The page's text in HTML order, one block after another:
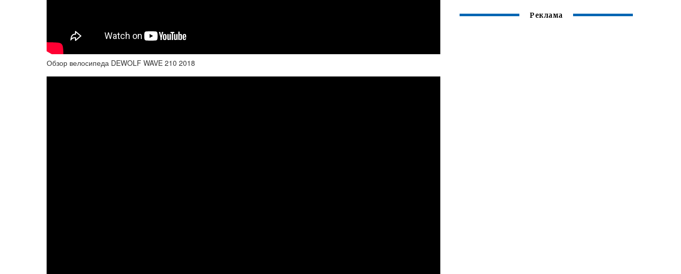
Обзор велосипеда DEWOLF WAVE 210 2018
Реклама